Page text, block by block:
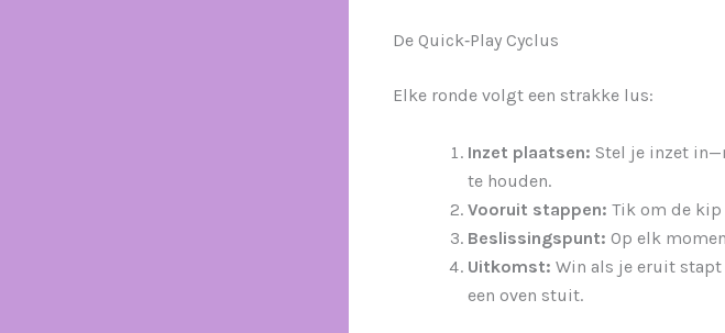
De Quick‑Play Cyclus
Elke ronde volgt een strakke lus:
Inzet plaatsen: Stel je inzet
te houden.
Vooruit stappen: Tik om de
Beslissingspunt: Op elk
Uitkomst: Win als je eruit
een oven stuit.